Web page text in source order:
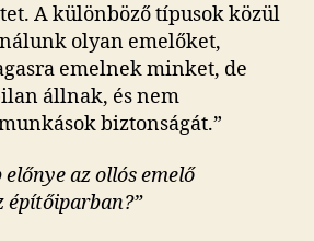
A különböző típusok közül
olyan emelőket,
emelnek minket, de
állnak, és nem
biztonságát.”
az ollós emelő
építőiparban?”